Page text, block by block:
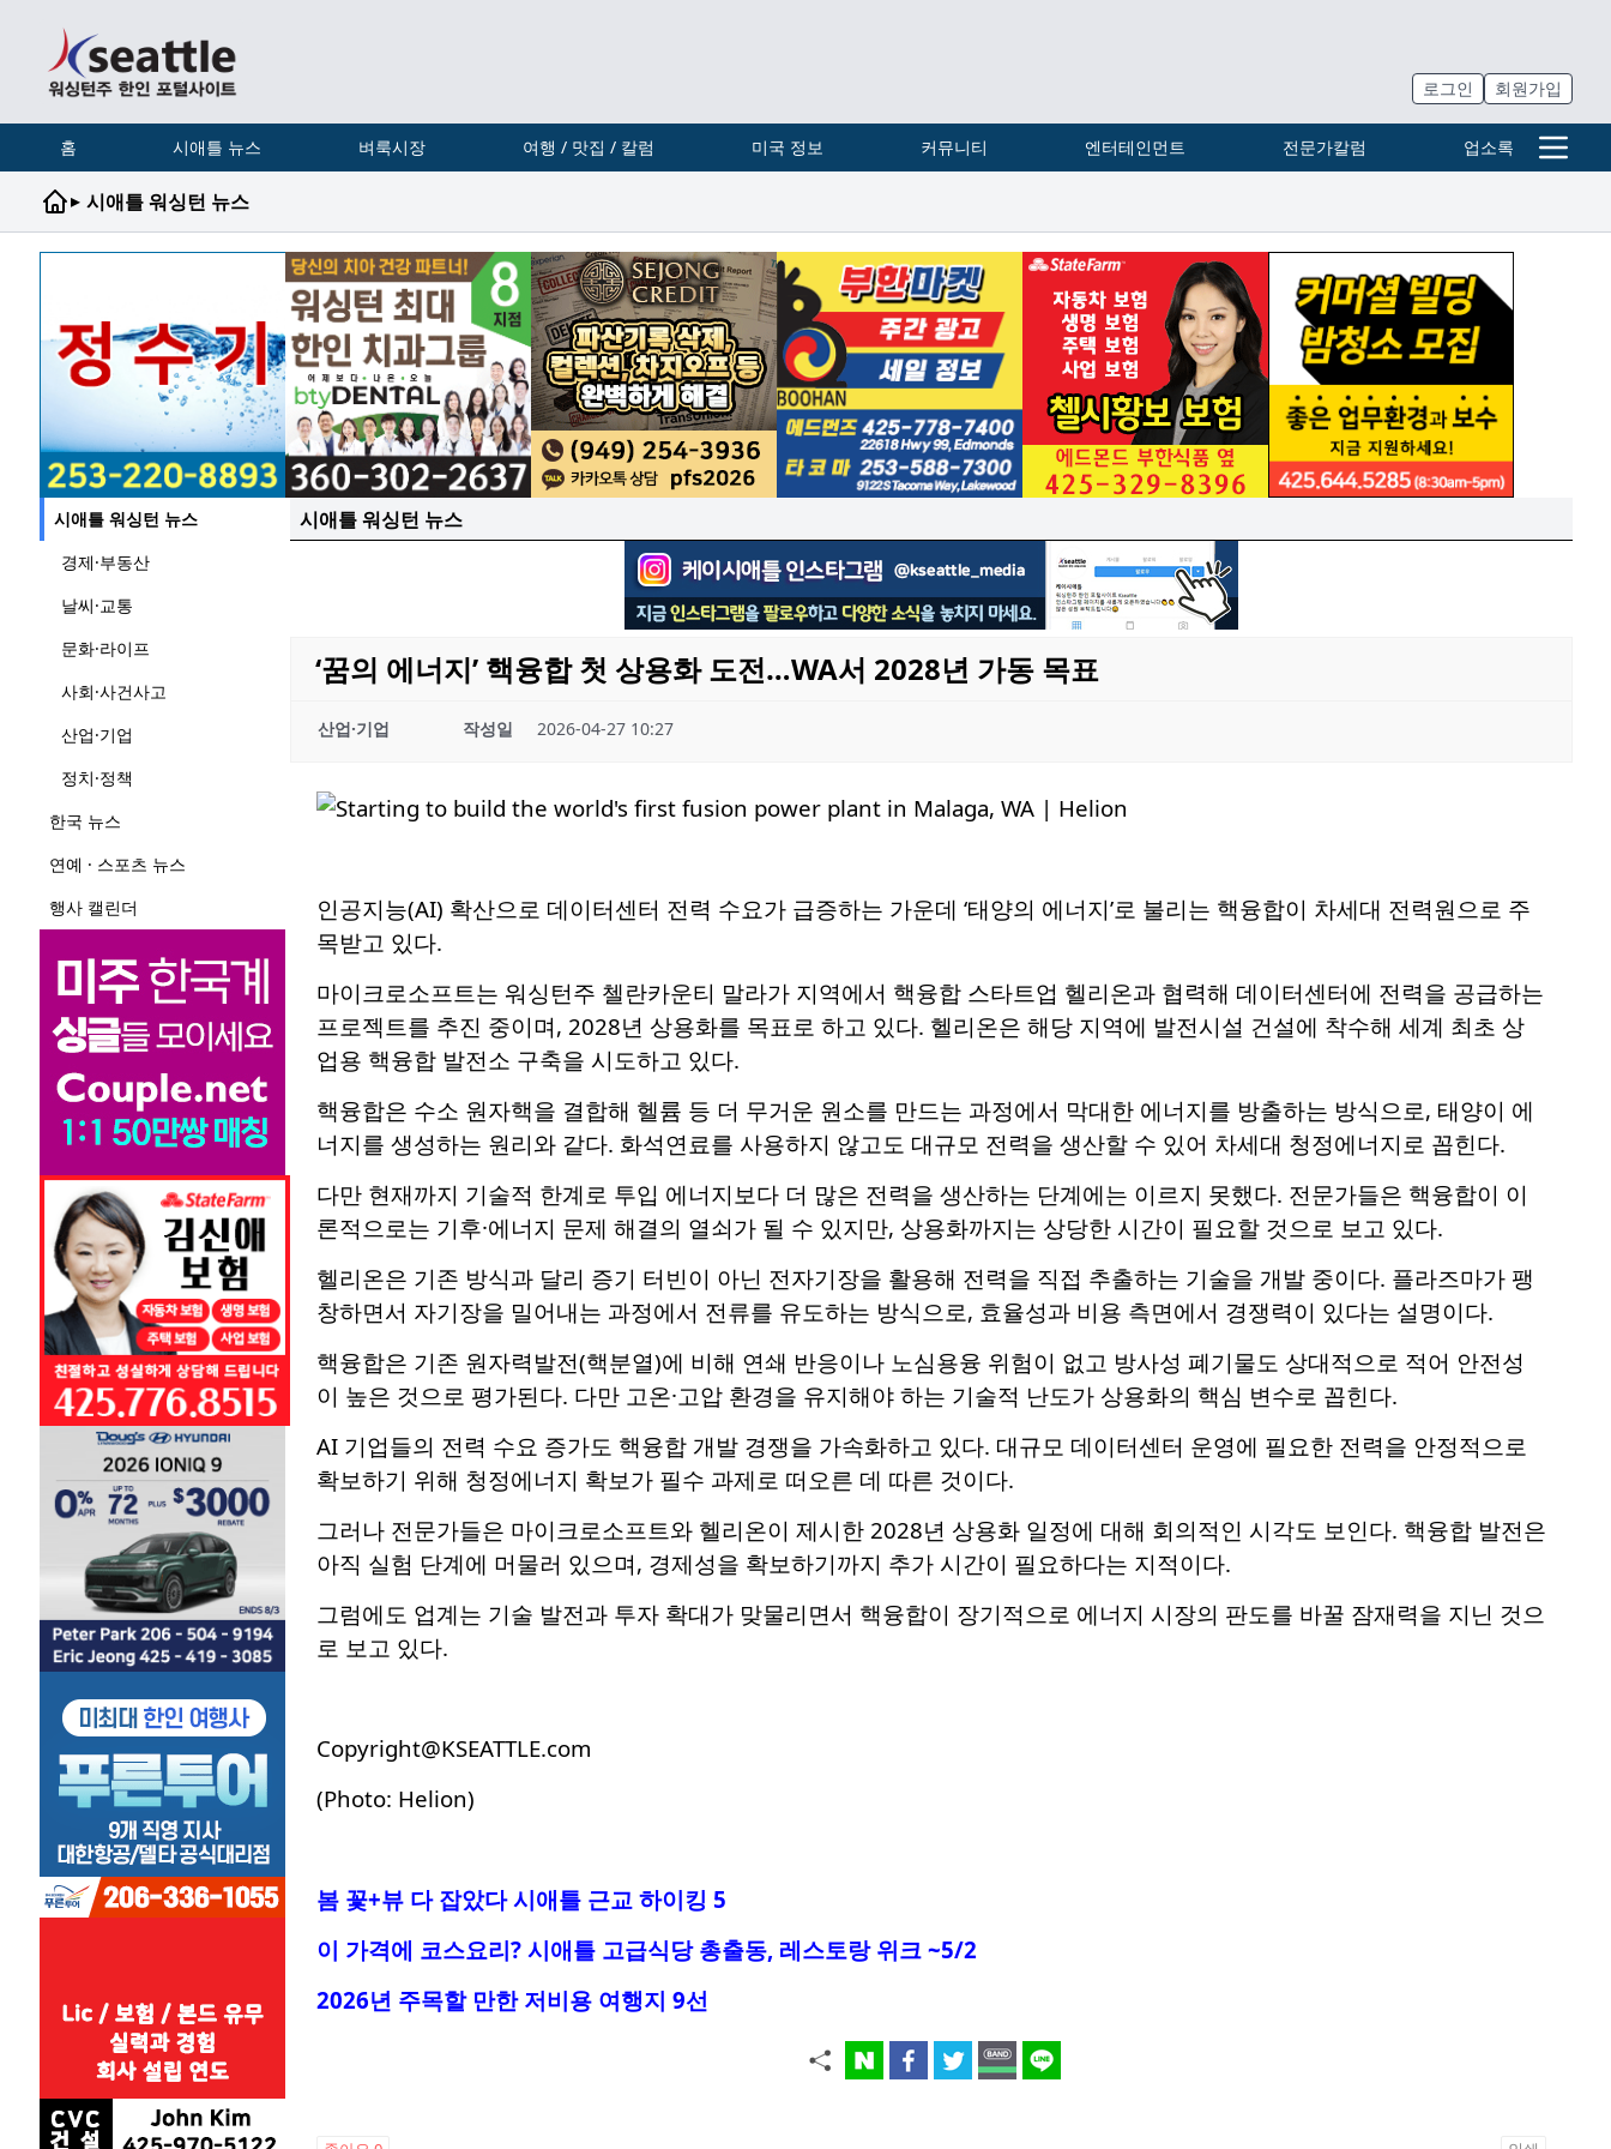
로그인 회원가입
홈 시애틀 뉴스 벼룩시장 여행 / 맛집 / 칼럼 미국 정보 커뮤니티 엔터테인먼트 전문가칼럼 업소록
▸ 시애틀 워싱턴 뉴스
시애틀 워싱턴 뉴스
경제·부동산
날씨·교통
문화·라이프
사회·사건사고
산업·기업
정치·정책
한국 뉴스
연예 · 스포츠 뉴스
행사 캘린더
시애틀 워싱턴 뉴스
‘꿈의 에너지’ 핵융합 첫 상용화 도전…WA서 2028년 가동 목표
산업·기업 작성일 2026-04-27 10:27
인공지능(AI) 확산으로 데이터센터 전력 수요가 급증하는 가운데 ‘태양의 에너지’로 불리는 핵융합이 차세대 전력원으로 주
목받고 있다.
마이크로소프트는 워싱턴주 첼란카운티 말라가 지역에서 핵융합 스타트업 헬리온과 협력해 데이터센터에 전력을 공급하는
프로젝트를 추진 중이며, 2028년 상용화를 목표로 하고 있다. 헬리온은 해당 지역에 발전시설 건설에 착수해 세계 최초 상
업용 핵융합 발전소 구축을 시도하고 있다.
핵융합은 수소 원자핵을 결합해 헬륨 등 더 무거운 원소를 만드는 과정에서 막대한 에너지를 방출하는 방식으로, 태양이 에
너지를 생성하는 원리와 같다. 화석연료를 사용하지 않고도 대규모 전력을 생산할 수 있어 차세대 청정에너지로 꼽힌다.
다만 현재까지 기술적 한계로 투입 에너지보다 더 많은 전력을 생산하는 단계에는 이르지 못했다. 전문가들은 핵융합이 이
론적으로는 기후·에너지 문제 해결의 열쇠가 될 수 있지만, 상용화까지는 상당한 시간이 필요할 것으로 보고 있다.
헬리온은 기존 방식과 달리 증기 터빈이 아닌 전자기장을 활용해 전력을 직접 추출하는 기술을 개발 중이다. 플라즈마가 팽
창하면서 자기장을 밀어내는 과정에서 전류를 유도하는 방식으로, 효율성과 비용 측면에서 경쟁력이 있다는 설명이다.
핵융합은 기존 원자력발전(핵분열)에 비해 연쇄 반응이나 노심용융 위험이 없고 방사성 폐기물도 상대적으로 적어 안전성
이 높은 것으로 평가된다. 다만 고온·고압 환경을 유지해야 하는 기술적 난도가 상용화의 핵심 변수로 꼽힌다.
AI 기업들의 전력 수요 증가도 핵융합 개발 경쟁을 가속화하고 있다. 대규모 데이터센터 운영에 필요한 전력을 안정적으로
확보하기 위해 청정에너지 확보가 필수 과제로 떠오른 데 따른 것이다.
그러나 전문가들은 마이크로소프트와 헬리온이 제시한 2028년 상용화 일정에 대해 회의적인 시각도 보인다. 핵융합 발전은
아직 실험 단계에 머물러 있으며, 경제성을 확보하기까지 추가 시간이 필요하다는 지적이다.
그럼에도 업계는 기술 발전과 투자 확대가 맞물리면서 핵융합이 장기적으로 에너지 시장의 판도를 바꿀 잠재력을 지닌 것으
로 보고 있다.
Copyright@KSEATTLE.com
(Photo: Helion)
봄 꽃+뷰 다 잡았다 시애틀 근교 하이킹 5
이 가격에 코스요리? 시애틀 고급식당 총출동, 레스토랑 위크 ~5/2
2026년 주목할 만한 저비용 여행지 9선